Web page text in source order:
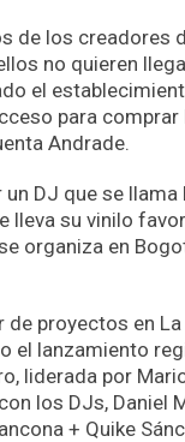
de los creadores
no quieren
el
para
Andrade.
DJ que se llama
lleva su vinilo
organiza en
proyectos en
el lanzamiento
liderada por
los DJs, Daniel
+ Quike